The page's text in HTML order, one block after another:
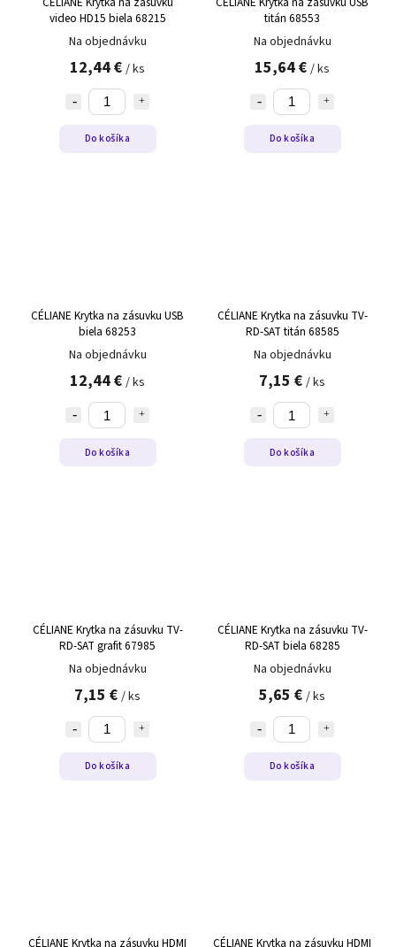
video HD15 biela 68215
Na objednávku
12,44 € / ks
Do košíka
titán 68553
Na objednávku
15,64 € / ks
Do košíka
CÉLIANE Krytka na zásuvku USB
biela 68253
Na objednávku
12,44 € / ks
Do košíka
CÉLIANE Krytka na zásuvku TV-
RD-SAT titán 68585
Na objednávku
7,15 € / ks
Do košíka
CÉLIANE Krytka na zásuvku TV-
RD-SAT grafit 67985
Na objednávku
7,15 € / ks
Do košíka
CÉLIANE Krytka na zásuvku TV-
RD-SAT biela 68285
Na objednávku
5,65 € / ks
Do košíka
CÉLIANE Krytka na zásuvku HDMI CÉLIANE Krytka na zásuvku HDMI